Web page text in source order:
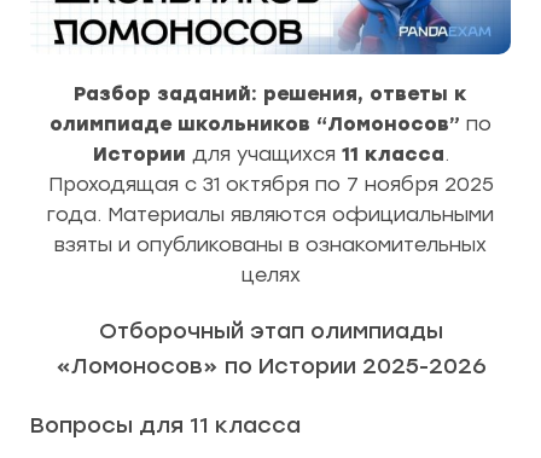
Разбор заданий: решения, ответы к
олимпиаде школьников “Ломоносов” по
Истории для учащихся 11 класса.
Проходящая с 31 октября по 7 ноября 2025
года. Материалы являются официальными
взяты и опубликованы в ознакомительных
целях
Отборочный этап олимпиады
«Ломоносов» по Истории 2025-2026
Вопросы для 11 класса